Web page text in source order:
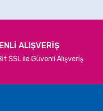
Günü Balon Seti 6'lı
TL
ALIŞVERİŞ
SSL ile Güvenli Alışveriş